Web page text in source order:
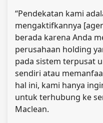
“Pendekatan kami
mengaktifkannya
berada karena Anda
perusahaan holding
pada sistem terpusat
sendiri atau
hal ini, kami hanya
untuk terhubung ke
Maclean.